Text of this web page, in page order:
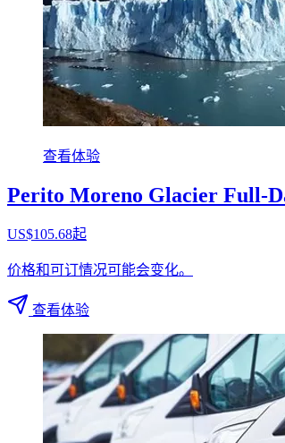
查看体验
Perito Moreno Glacier Full-
US$105.68起
价格和可订情况可能会变化。
查看体验